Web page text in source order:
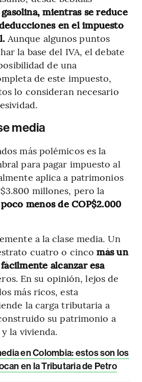
mientras se reduce
en el impuesto
Aunque algunos puntos
la base del IVA, el debate
de una
de este impuesto,
lo consideran necesario
media
más polémicos es la
para pagar impuesto al
aplica a patrimonios
millones, pero la
menos de COP$2.000
a la clase media. Un
cuatro o cinco más un
alcanzar esa
En su opinión, lejos de
más ricos, esta
la carga tributaria a
su patrimonio a
la vivienda.
en Colombia: estos son los
en la Tributaria de Petro